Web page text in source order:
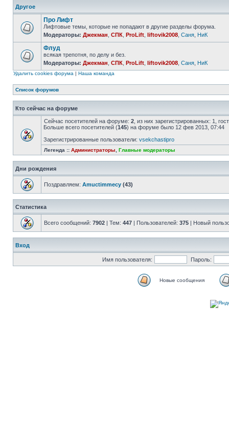
Другое
Про Лифт
Лифтовые темы, которые не попадают в другие разделы форума.
Модераторы: Джекман СПК ProLift liftovik2008 Саня НиК
Флуд
всякая трепотня, по делу и без.
Модераторы: Джекман СПК ProLift liftovik2008 Саня НиК
Удалить cookies форума | Наша команда
Список форумов
Кто сейчас на форуме
Сейчас посетителей на форуме: 2 , из них зарегистрированных: 1,
Больше всего посетителей (145) на форуме было 12 фев 2013, 07:44
Зарегистрированные пользователи: vsekchastipro
Легенда :: Администраторы Главные модераторы
Дни рождения
Поздравляем: Amuctimmecy (43)
Статистика
Всего сообщений: 7902 | Тем: 447 | Пользователей: 375 | Новый
Вход
Имя пользователя: Пароль:
Новые сообщения